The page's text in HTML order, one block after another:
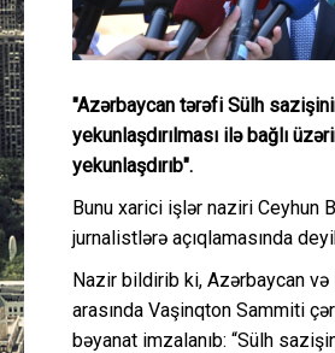
"Azərbaycan tərəfi Sülh
yekunlaşdırılması ilə bağlı
yekunlaşdırıb".
Bunu xarici işlər naziri Ceyhun
jurnalistlərə açıqlamasında
Nazir bildirib ki, Azərbaycan və
arasında Vaşinqton Sammiti
bəyanat imzalanıb: “Sülh